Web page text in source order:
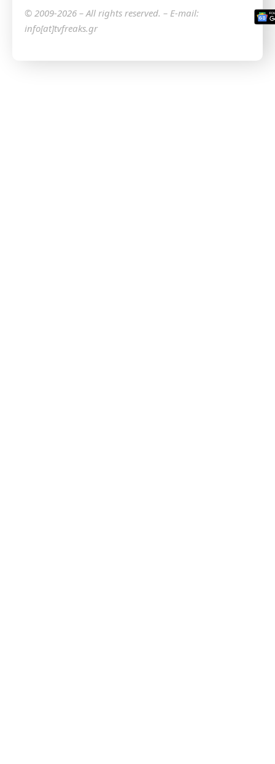
© 2009-2026 – All rights reserved. – E-mail:
info[at]tvfreaks.gr